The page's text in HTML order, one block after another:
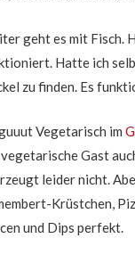
geht es mit Fisch.
Hatte ich
zu finden. Es
Vegetarisch im
Gast
leider nicht.
Krüstchen,
und Dips perfekt.